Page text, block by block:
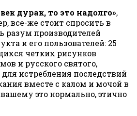
дурак, то это надолго»,
все-же стоит спросить в
разум производителей
и его пользователей: 25
четких рисунков
и русского святого,
истребления последствий
вместе с калом и мочой в
это нормально, этично